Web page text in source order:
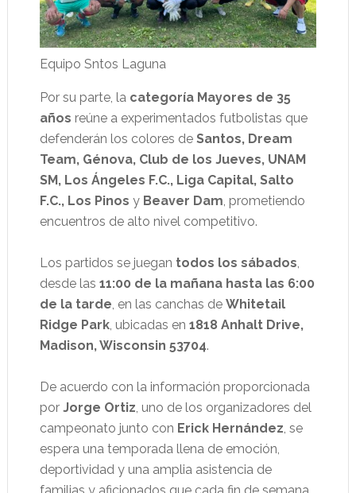
Equipo Sntos Laguna
Por su parte, la categoría Mayores de 35
años reúne a experimentados futbolistas que
defenderán los colores de Santos, Dream
Team, Génova, Club de los Jueves, UNAM
SM, Los Ángeles F.C., Liga Capital, Salto
F.C., Los Pinos y Beaver Dam , prometiendo
encuentros de alto nivel competitivo.
Los partidos se juegan todos los sábados
desde las 11:00 de la mañana hasta las 6:00
de la tarde , en las canchas de Whitetail
Ridge Park, ubicadas en 1818 Anhalt Drive,
Madison, Wisconsin 53704.
De acuerdo con la información proporcionada
por Jorge Ortiz , uno de los organizadores del
campeonato junto con Erick Hernández , se
espera una temporada llena de emoción,
deportividad y una amplia asistencia de
familias y aficionados que cada fin de semana